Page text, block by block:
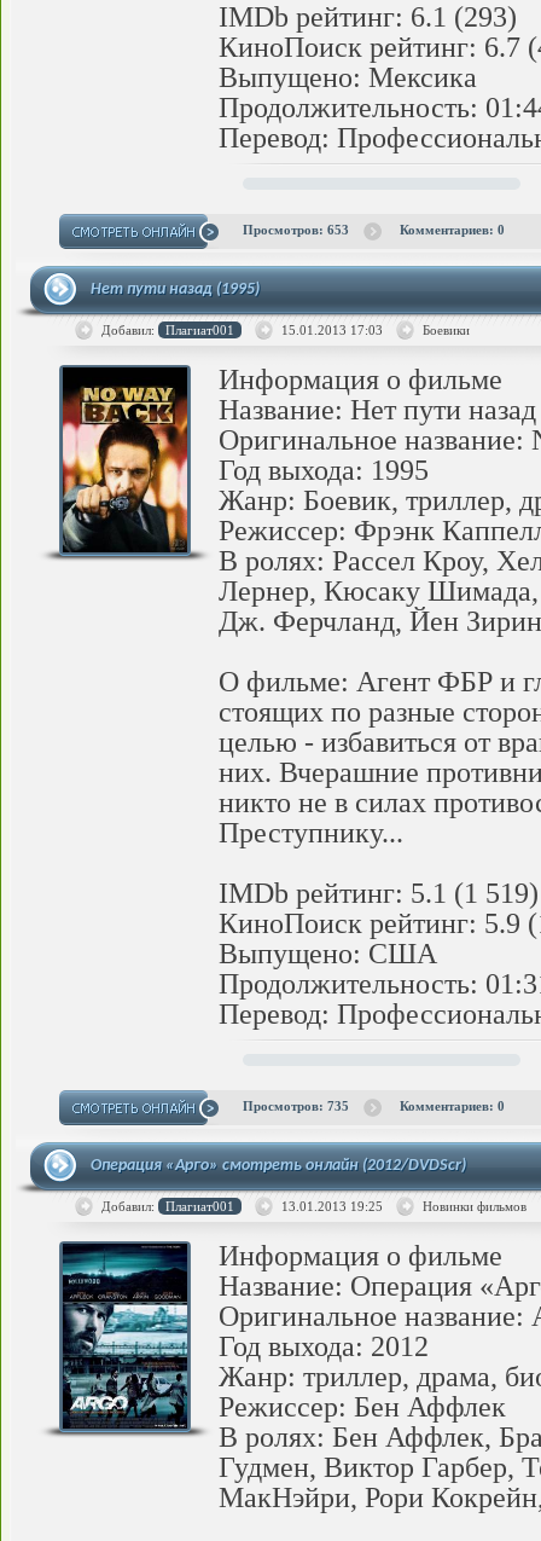
IMDb рейтинг: 6.1 (293)
КиноПоиск рейтинг: 6.7
Выпущено: Мексика
Продолжительность:
Перевод:
Просмотров: 653 Комментариев: 0
Нет пути назад (1995)
Добавил: Плагиат001 15.01.2013 17:03 Боевики
Информация о фильме
Название: Нет пути назад
Оригинальное название:
Год выхода: 1995
Жанр: Боевик, триллер,
Режиссер: Фрэнк
В ролях: Рассел Кроу,
Лернер, Кюсаку
Дж. Ферчланд, Йен
О фильме: Агент ФБР и
стоящих по разные
целью - избавиться от
них. Вчерашние
никто не в силах
Преступнику...
IMDb рейтинг: 5.1 (1 519)
КиноПоиск рейтинг: 5.9
Выпущено: США
Продолжительность:
Перевод:
Просмотров: 735 Комментариев: 0
Операция «Арго» смотреть онлайн (2012/DVDScr)
Добавил: Плагиат001 13.01.2013 19:25 Новинки фильмов
Информация о фильме
Название: Операция
Оригинальное название:
Год выхода: 2012
Жанр: триллер, драма,
Режиссер: Бен Аффлек
В ролях: Бен Аффлек,
Гудмен, Виктор Гарбер,
МакНэйри, Рори